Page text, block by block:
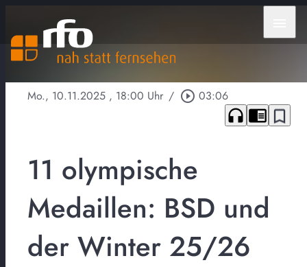
Mo., 10.11.2025 , 18:00 Uhr / play_circle_outline 03:06
headphones chrome_reader_mode bookmark_border
11 olympische
Medaillen: BSD und
der Winter 25/26